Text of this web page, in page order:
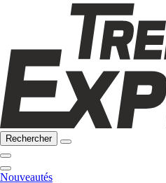
Rechercher
Nouveautés